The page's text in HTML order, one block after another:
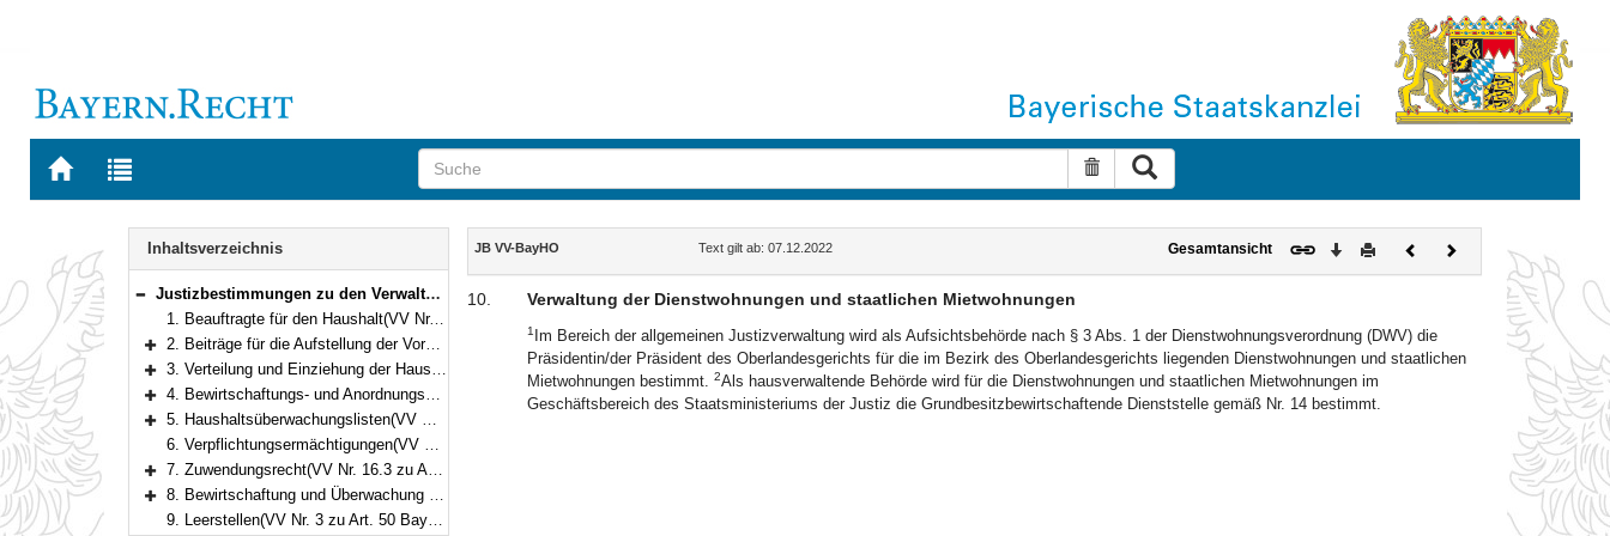
Zur
BAYERN.RECHT
Zur
letzten
Suche zurücksetzen
Navigation
Inhaltsverzeichnis
Bereich reduzieren
Justizbestimmungen zu den Verwaltungsvorschriften zur Bayerischen Haushaltsordnung
1. Beauftragte für den Haushalt(VV Nr. 1.1 zu Art. 9 BayHO)
Bereich erweitern
2. Beiträge für die Aufstellung der Voranschläge(VV Nrn. 2.1 und 2.2 zu Art. 27 BayHO)
Bereich erweitern
3. Verteilung und Einziehung der Haushaltsmittel(VV Nrn. 1.2 und 1.3 zu Art. 34 BayHO)
Bereich erweitern
4. Bewirtschaftungs- und Anordnungsbefugnis in Rechts- und Hinterlegungssachen(VV Nrn. 2.1 und 2.2 zu Art. 34 BayHO)
Bereich erweitern
5. Haushaltsüberwachungslisten(VV Nrn. 6 und 7.1.2 zu Art. 34 BayHO)
6. Verpflichtungsermächtigungen(VV Nr. 9 zu Art. 34 BayHO)
Bereich erweitern
7. Zuwendungsrecht(VV Nr. 16.3 zu Art. 44 BayHO)
Bereich erweitern
8. Bewirtschaftung und Überwachung der Stellen(VV Nrn. 4.1.4 und 5 zu Art. 49 BayHO)
9. Leerstellen(VV Nr. 3 zu Art. 50 BayHO)
Inhalt
JB VV-BayHO Text gilt ab: 07.12.2022 Gesamtansicht Download
DruckenVorherigesNächstes
Dokument
10. Verwaltung der Dienstwohnungen und staatlichen Mietwohnungen
1 Im Bereich der allgemeinen Justizverwaltung wird als Aufsichtsbehörde nach § 3 Abs. 1 der Dienstwohnungsverordnung (DWV) die
Präsidentin/der Präsident des Oberlandesgerichts für die im Bezirk des Oberlandesgerichts liegenden Dienstwohnungen und staatlichen
Mietwohnungen bestimmt. 2Als hausverwaltende Behörde wird für die Dienstwohnungen und staatlichen Mietwohnungen im
Geschäftsbereich des Staatsministeriums der Justiz die Grundbesitzbewirtschaftende Dienststelle gemäß Nr. 14 bestimmt.